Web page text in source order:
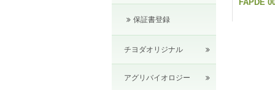
FAPDE
保証書登録
チヨダオリジナル
アグリバイオロジー